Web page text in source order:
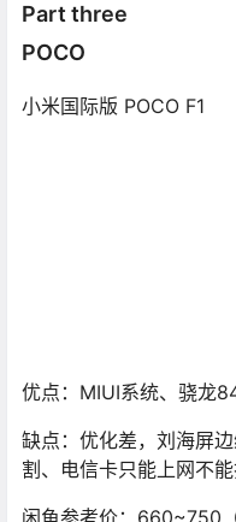
Part three
POCO
小米国际版 POCO F1
优点：MIUI系统、骁龙
缺点：优化差，刘海屏
割、电信卡只能上网不